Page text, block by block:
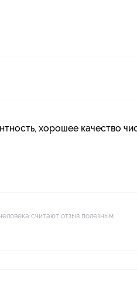
хорошее качество
считают отзыв полезным